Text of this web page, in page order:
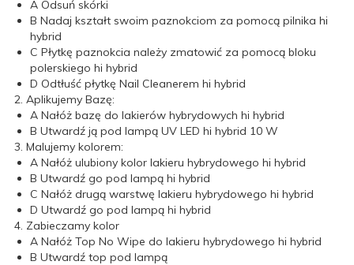
A Odsuń skórki
B Nadaj kształt swoim paznokciom za pomocą pilnika hi
hybrid
C Płytkę paznokcia należy zmatowić za pomocą bloku
polerskiego hi hybrid
D Odtłuść płytkę Nail Cleanerem hi hybrid
2. Aplikujemy Bazę:
A Nałóż bazę do lakierów hybrydowych hi hybrid
B Utwardź ją pod lampą UV LED hi hybrid 10 W
3. Malujemy kolorem:
A Nałóż ulubiony kolor lakieru hybrydowego hi hybrid
B Utwardź go pod lampą hi hybrid
C Nałóż drugą warstwę lakieru hybrydowego hi hybrid
D Utwardź go pod lampą hi hybrid
4. Zabieczamy kolor
A Nałóż Top No Wipe do lakieru hybrydowego hi hybrid
B Utwardź top pod lampą